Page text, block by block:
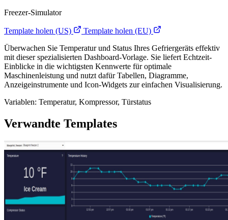
Freezer-Simulator
Template holen (US)
Template holen (EU)
Überwachen Sie Temperatur und Status Ihres Gefriergeräts effektiv
mit dieser spezialisierten Dashboard-Vorlage. Sie liefert Echtzeit-
Einblicke in die wichtigsten Kennwerte für optimale
Maschinenleistung und nutzt dafür Tabellen, Diagramme,
Anzeigeinstrumente und Icon-Widgets zur einfachen Visualisierung.
Variablen: Temperatur, Kompressor, Türstatus
Verwandte Templates